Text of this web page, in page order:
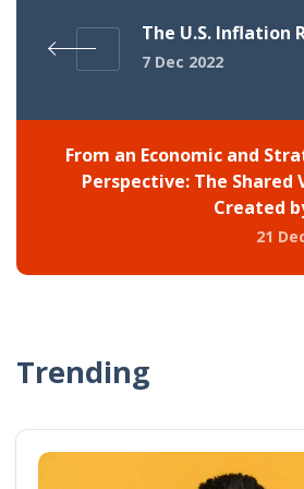
The U.S. Inflation
7 Dec 2022
From an Economic and
Perspective: The Shared
Created
21
Trending